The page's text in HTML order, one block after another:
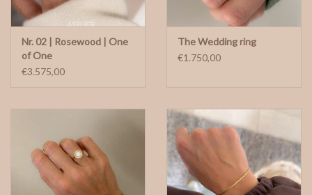
Nr. 02 | Rosewood | One
of One
€3.575,00
The Wedding ring
€1.750,00